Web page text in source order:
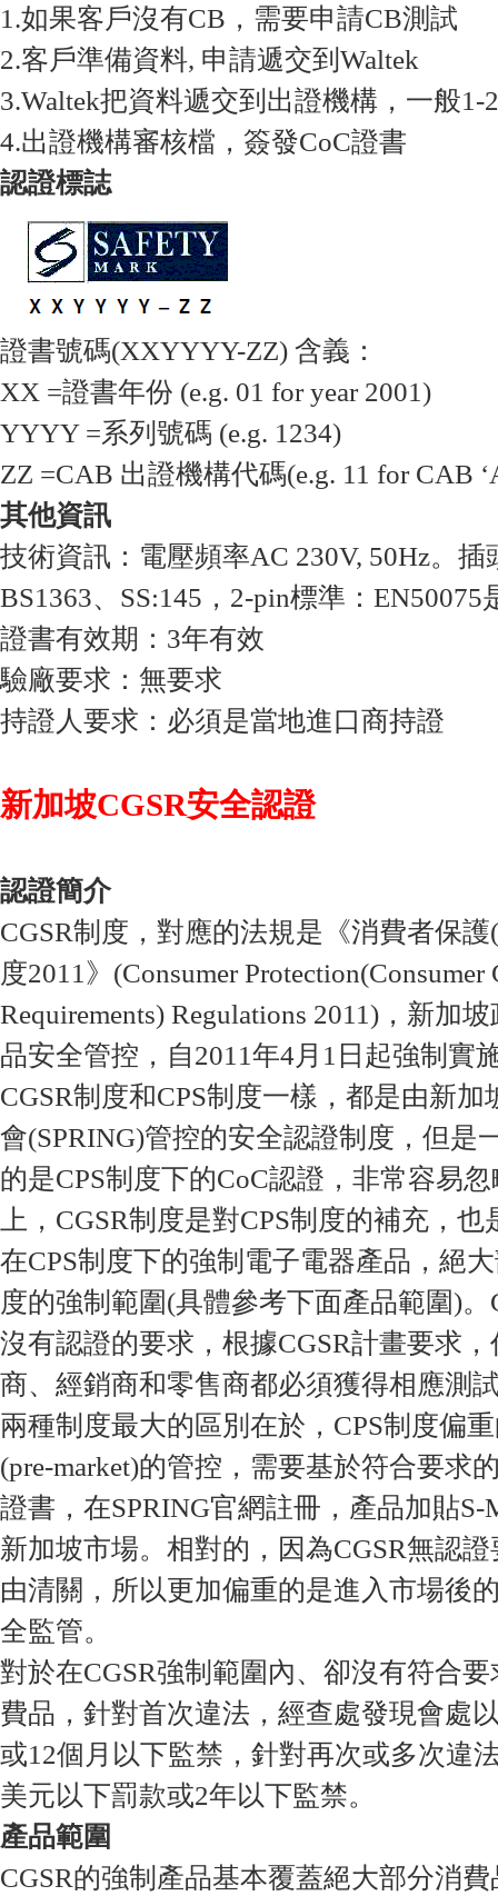
1.如果客戶沒有CB，需要申請CB測試
2.客戶準備資料, 申請遞交到Waltek
3.Waltek把資料遞交到出證機構，一般
4.出證機構審核檔，簽發CoC證書
認證標誌
證書號碼(XXYYYY-ZZ) 含義：
XX =證書年份 (e.g. 01 for year 2001)
YYYY =系列號碼 (e.g. 1234)
ZZ =CAB 出證機構代碼(e.g. 11 for CAB
其他資訊
技術資訊：電壓頻率AC 230V, 50Hz。插
BS1363、SS:145，2-pin標準：
證書有效期：3年有效
驗廠要求：無要求
持證人要求：必須是當地進口商持證
新加坡CGSR安全認證
認證簡介
CGSR制度，對應的法規是《消費者保
度2011》(Consumer Protection(Consumer
Requirements) Regulations 2011)，新加
品安全管控，自2011年4月1日起強制實
CGSR制度和CPS制度一樣，都是由新
會(SPRING)管控的安全認證制度，但是
的是CPS制度下的CoC認證，非常容易
上，CGSR制度是對CPS制度的補充，
在CPS制度下的強制電子電器產品，絕
度的強制範圍(具體參考下面產品範圍)。
沒有認證的要求，根據CGSR計畫要求
商、經銷商和零售商都必須獲得相應測
兩種制度最大的區別在於，CPS制度偏
(pre-market)的管控，需要基於符合要求
證書，在SPRING官網註冊，產品加貼
新加坡市場。相對的，因為CGSR無認
由清關，所以更加偏重的是進入市場後
全監管。
對於在CGSR強制範圍內、卻沒有符合
費品，針對首次違法，經查處發現會處
或12個月以下監禁，針對再次或多次違
美元以下罰款或2年以下監禁。
產品範圍
CGSR的強制產品基本覆蓋絕大部分消